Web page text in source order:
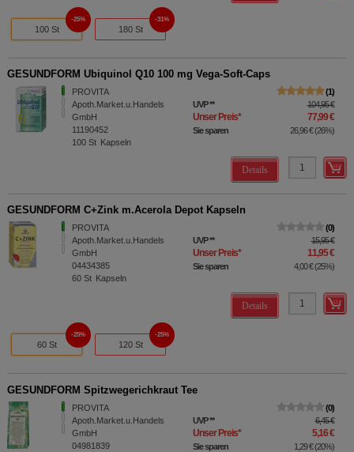
100 St
25%
180 St
31%
GESUNDFORM Ubiquinol Q10 100 mg Vega-Soft-Caps
PROVITA
Apoth.Market.u.Handels
GmbH
11190452
100 St Kapseln
1
UVP** 104,95 €
Unser Preis* 77,99 €
Sie sparen 26,96 €(26%)
Details
GESUNDFORM C+Zink m.Acerola Depot Kapseln
PROVITA
Apoth.Market.u.Handels
GmbH
04434385
60 St Kapseln
0
UVP** 15,95 €
Unser Preis* 11,95 €
Sie sparen 4,00 €(25%)
Details
60 St
25%
120 St
25%
GESUNDFORM Spitzwegerichkraut Tee
PROVITA
Apoth.Market.u.Handels
GmbH
04981839
0
UVP** 6,45 €
Unser Preis* 5,16 €
Sie sparen 1,29 €(20%)